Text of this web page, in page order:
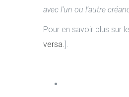
avec l’un ou l’autre
Pour en savoir plus sur
versa.].